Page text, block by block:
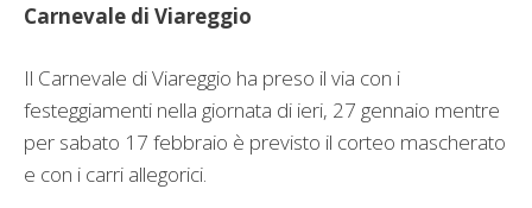
Carnevale di Viareggio
Il Carnevale di Viareggio ha preso il via con i
festeggiamenti nella giornata di ieri, 27 gennaio mentre
per sabato 17 febbraio è previsto il corteo mascherato
e con i carri allegorici.